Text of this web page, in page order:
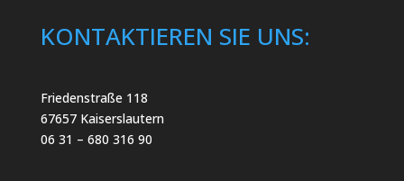
KONTAKTIEREN SIE UNS:
Friedenstraße 118
67657 Kaiserslautern
06 31 – 680 316 90